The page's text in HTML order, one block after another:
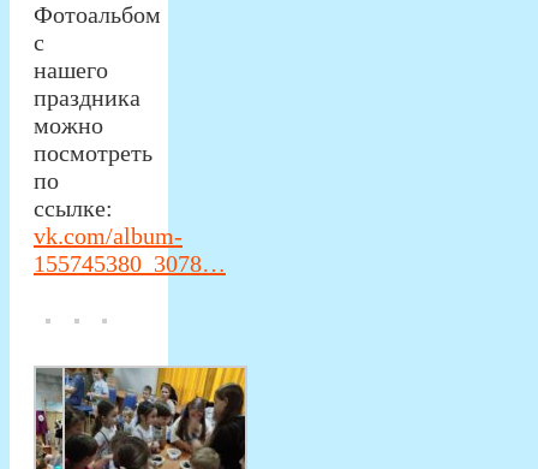
Фотоальбом
с
нашего
праздника
можно
посмотреть
по
ссылке:
vk.com/album-
155745380_3078…